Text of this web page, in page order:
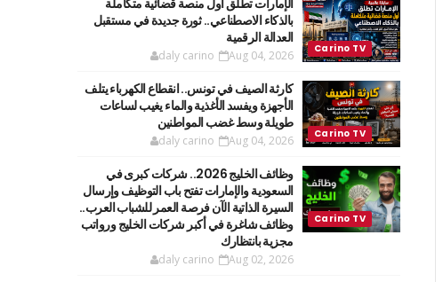
بالذكاء الاصطناعي.. ثورة جديدة في مستقبل
العدالة الرقمية
daly carino Aug 04, 2026
كارثة الصيف في تونس.. انقطاع الكهرباء يتلف
الأجهزة ويفسد الأغذية والماء يغيب لساعات
طويلة وسط غضب المواطنين
daly carino Aug 04, 2026
وظائف الخليج 2026.. شركات كبرى في
السعودية والإمارات تفتح باب التوظيف وإرسال
السيرة الذاتية الآن فرصة العمر للشباب العرب..
وظائف شاغرة في أكبر شركات الخليج ورواتب
مجزية بانتظارك
daly carino Aug 02, 2026